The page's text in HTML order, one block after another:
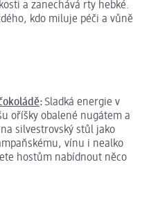
a zanechává rty hebké.
kdo miluje péči a vůně
: Sladká energie v
oříšky obalené nugátem a
silvestrovský stůl jako
vínu i nealko
hostům nabídnout něco